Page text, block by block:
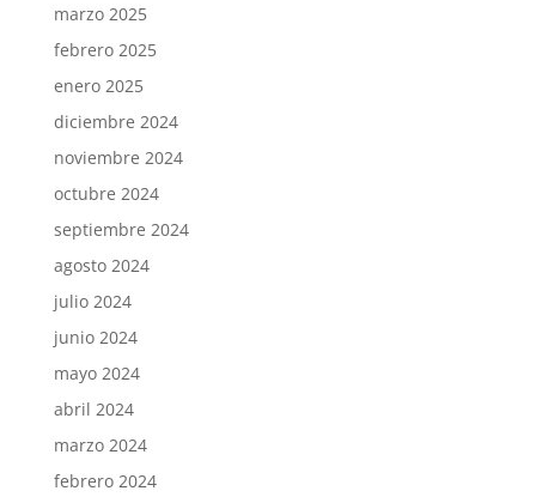
marzo 2025
febrero 2025
enero 2025
diciembre 2024
noviembre 2024
octubre 2024
septiembre 2024
agosto 2024
julio 2024
junio 2024
mayo 2024
abril 2024
marzo 2024
febrero 2024